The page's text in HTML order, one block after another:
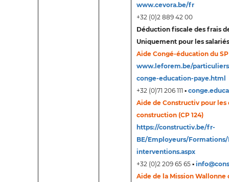
www.cevora.be/fr
+32 (0)2 889 42 00
Déduction fiscale des frais
Uniquement pour les salariés
Aide Congé-éducation du
www.leforem.be/
conge-education-paye.html
+32 (0)71 206 111 ▪
Aide de Constructiv pour les
construction (CP 124)
https://constructiv.be/fr-
BE/Employeurs/
interventions.aspx
+32 (0)2 209 65 65 ▪
Aide de la Mission Wallonne